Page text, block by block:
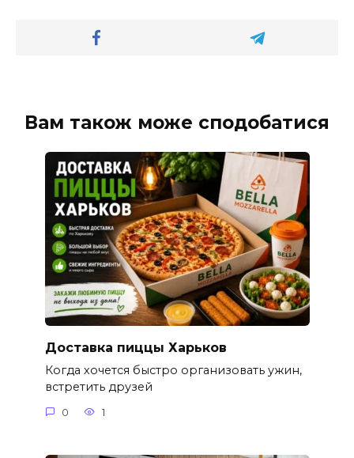
Вам також може сподобатися
Доставка пиццы Харьков
Когда хочется быстро организовать ужин,
встретить друзей
0 1